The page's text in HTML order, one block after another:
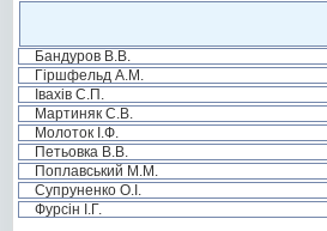
Бандуров В.В.
Гіршфельд А.М.
Івахів С.П.
Мартиняк С.В.
Молоток І.Ф.
Петьовка В.В.
Поплавський М.М.
Супруненко О.І.
Фурсін І.Г.